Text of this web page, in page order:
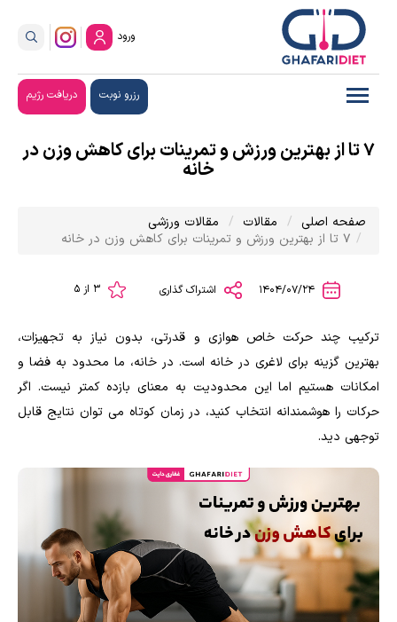
ورود
رزرو نوبت دریافت رژیم
7 تا از بهترین ورزش و تمرینات برای کاهش وزن در
خانه
صفحه اصلی مقالات
مقالات ورزشی
7 تا از بهترین ورزش و تمرینات برای کاهش وزن در خانه
1404/07/24 اشتراک گذاری
ترکیب چند حرکت خاص هوازی و قدرتی، بدون نیاز به تجهیزات،
بهترین گزینه برای لاغری در خانه است. در خانه، ما محدود به فضا و
امکانات هستیم اما این محدودیت به معنای بازده کمتر نیست. اگر
حرکات را هوشمندانه انتخاب کنید، در زمان کوتاه می توان نتایج قابل
توجهی دید.